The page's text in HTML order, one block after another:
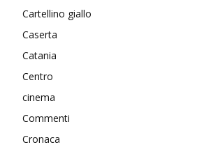
Cartellino giallo
Caserta
Catania
Centro
cinema
Commenti
Cronaca